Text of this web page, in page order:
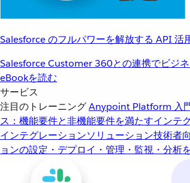
Salesforce のフルパワーを解放する API 活
Salesforce Customer 360との連携でビジ
eBookを読む
サービス
注目のトレーニングAnypoint Platform 入
ス：機能要件と非機能要件を満たすインテ
インテグレーションソリューション技術者
ョンの設定・デプロイ・管理・監視・分析